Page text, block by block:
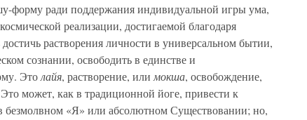
форму ради поддержания индивидуальной игры ума,
реализации, достигаемой благодаря
растворения личности в универсальном бытии,
сознании, освободить в единстве и
Этолайя, растворение, или мокша, освобождение,
может, как в традиционной йоге, привести к
безмолвном «Я» или абсолютном Существовании; но,